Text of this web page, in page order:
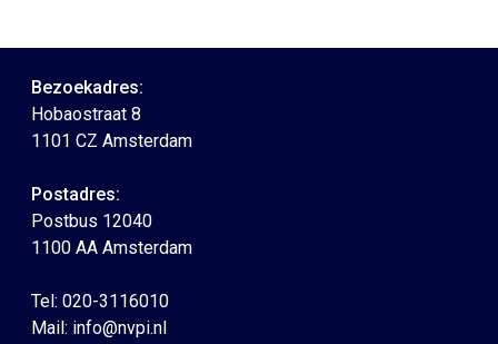
Bezoekadres:
Hobaostraat 8
1101 CZ Amsterdam
Postadres:
Postbus 12040
1100 AA Amsterdam
Tel: 020-3116010
Mail: info@nvpi.nl